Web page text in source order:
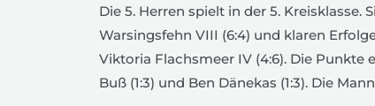
Die 5. Herren spielt in der 5.
Warsingsfehn VIII (6:4) und klaren
Viktoria Flachsmeer IV (4:6). Die Punkte
Buß (1:3) und Ben Dänekas (1:3). Die